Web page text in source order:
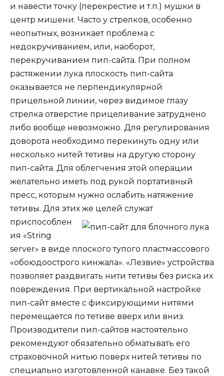
и навести точку (перекрестие и т.п.) мушки в
центр мишени. Часто у стрелков, особенно
неопытных, возникает проблема с
недокручиванием, или, наоборот,
перекручиванием пип-сайта. При полном
растяжении лука плоскость пип-сайта
оказывается не перпендикулярной
прицельной линии, через видимое глазу
стрелка отверстие прицеливание затруднено
либо вообще невозможно. Для регулирования
доворота необходимо перекинуть одну или
несколько нитей тетивы на другую сторону
пип-сайта. Для облегчения этой операции
желательно иметь под рукой портативный
пресс, которым нужно ослабить натяжение
тетивы. Для этих же целей служат
приспособлен
ия «String
server» в виде плоского тупого пластмассового
«обоюдоострого кинжала». «Лезвие» устройства
позволяет раздвигать нити тетивы без риска их
повреждения. При вертикальной настройке
пип-сайт вместе с фиксирующими нитями
перемещается по тетиве вверх или вниз.
Производители пип-сайтов настоятельно
рекомендуют обязательно обматывать его
страховочной нитью поверх нитей тетивы по
специально изготовленной канавке. Без такой